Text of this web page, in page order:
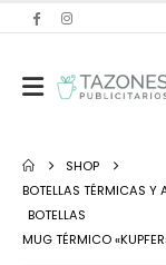
SHOP
BOTELLAS TÉRMICAS Y
BOTELLAS
MUG TÉRMICO